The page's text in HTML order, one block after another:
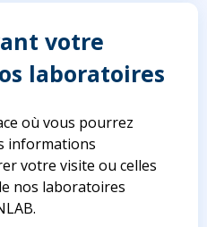
votre
laboratoires
où vous pourrez
informations
votre visite ou celles
nos laboratoires